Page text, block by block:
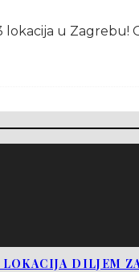
lokacija u
DILJEM